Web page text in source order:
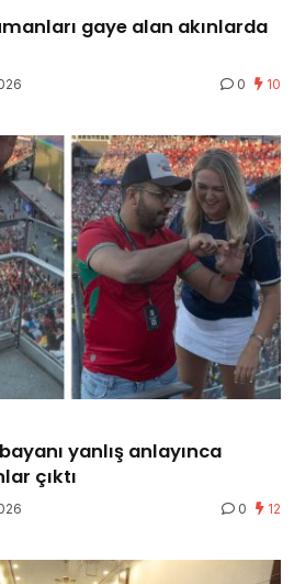
gaye alan akınlarda
0 10
yanlış anlayınca
çıktı
0 12